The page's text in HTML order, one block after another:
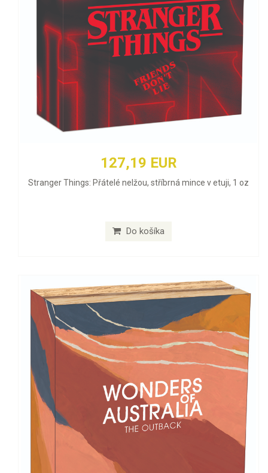
127,19 EUR
Stranger Things: Přátelé nelžou, stříbrná mince v etuji, 1 oz
Do košíka